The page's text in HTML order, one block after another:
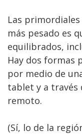
Las
más pesado es
equilibrados,
Hay dos formas
por medio de
tablet y a través
remoto.
(Sí, lo de la